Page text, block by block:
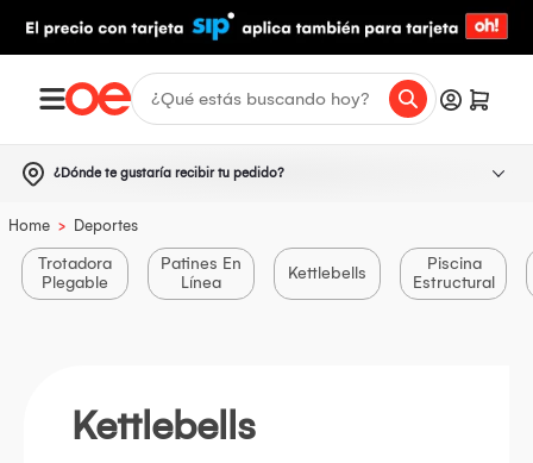
¿Dónde te gustaría recibir tu pedido?
Home > Deportes
Trotadora
Plegable
Patines En
Línea
Kettlebells
Piscina
Estructural
Kettlebells